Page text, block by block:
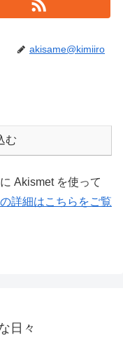
akisame@kimiiro
む
Akismet を使って
詳細はこちらをご覧
日々